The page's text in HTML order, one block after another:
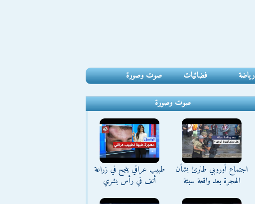
رياضة فضائيات صوت وصورة
صوت وصورة
اجتماع أوروبي طارئ بشأن
الهجرة بعد واقعة سبتة
طبيب عراقي ينجح في زراعة
أنف في رأس بشري